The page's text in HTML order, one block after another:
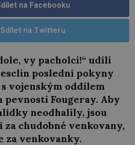
na Facebooku
Sdílet na Twitteru
vy pacholci!“ udílí
poslední pokyny
vojenským oddílem
pevnosti Fougeray. Aby
neodhalily, jsou
chudobné venkovany,
za venkovanky.